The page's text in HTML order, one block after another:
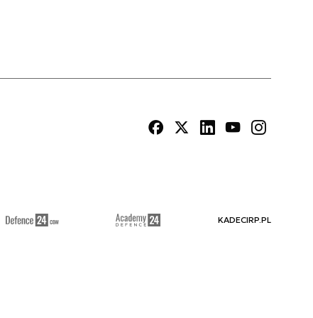
KADECIRP.PL